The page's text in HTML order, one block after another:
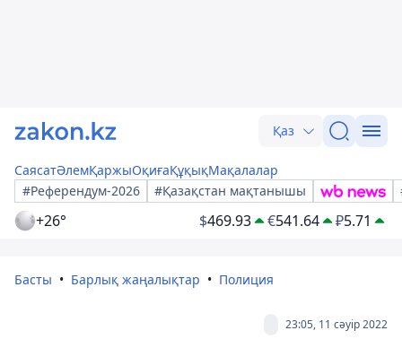
Қаз
СаясатӘлемҚаржыОқиғаҚұқықМақалалар
#Референдум-2026
#Қазақстан мақтанышы
+26° $469.93 €541.64 ₽5.71
Басты Барлық жаңалықтар Полиция
23:05, 11 сәуір 2022